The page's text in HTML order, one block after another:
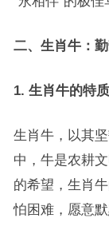
二、生肖牛：
1. 生肖牛的特质
生肖牛，以其
中，牛是农耕
的希望，生肖
怕困难，愿意